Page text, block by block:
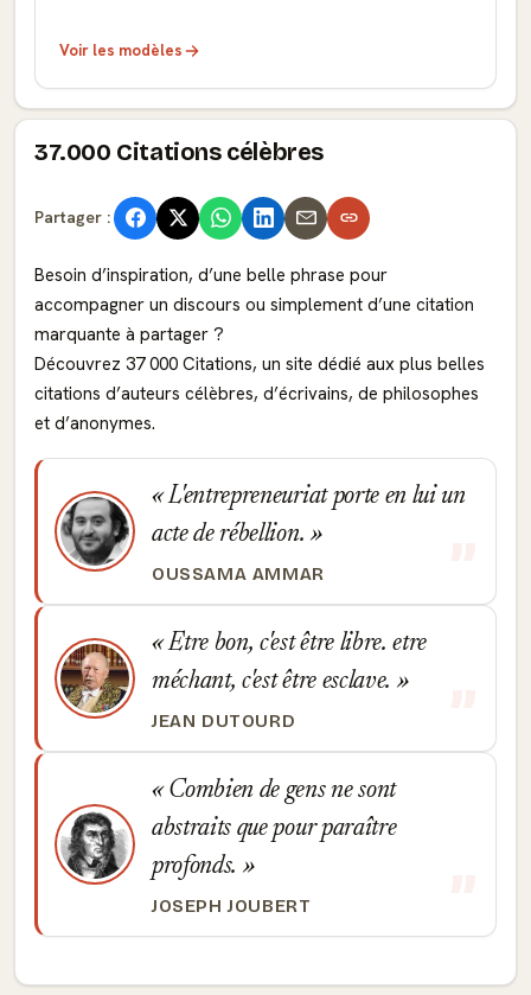
Voir les modèles
37.000 Citations célèbres
Partager :
Besoin d’inspiration, d’une belle phrase pour
accompagner un discours ou simplement d’une citation
marquante à partager ?
Découvrez 37 000 Citations, un site dédié aux plus belles
citations d’auteurs célèbres, d’écrivains, de philosophes
et d’anonymes.
L'entrepreneuriat porte en lui un
acte de rébellion.
OUSSAMA AMMAR
Etre bon, c'est être libre. etre
méchant, c'est être esclave.
JEAN DUTOURD
Combien de gens ne sont
abstraits que pour paraître
profonds.
JOSEPH JOUBERT